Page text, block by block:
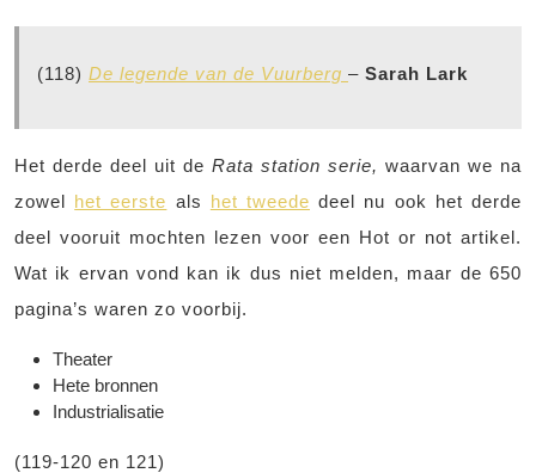
(118) De legende van de Vuurberg – Sarah Lark
Het derde deel uit de Rata station serie, waarvan we na
zowel het eerste als het tweede deel nu ook het derde
deel vooruit mochten lezen voor een Hot or not artikel.
Wat ik ervan vond kan ik dus niet melden, maar de 650
pagina’s waren zo voorbij.
Theater
Hete bronnen
Industrialisatie
(119-120 en 121)